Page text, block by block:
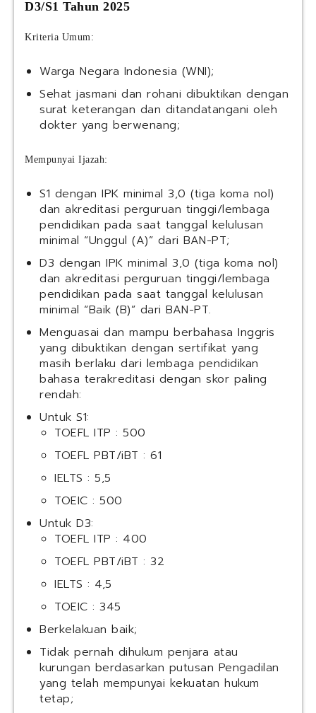
D3/S1 Tahun 2025
Kriteria Umum:
Warga Negara Indonesia (WNI);
Sehat jasmani dan rohani dibuktikan dengan
surat keterangan dan ditandatangani oleh
dokter yang berwenang;
Mempunyai Ijazah:
S1 dengan IPK minimal 3,0 (tiga koma nol)
dan akreditasi perguruan tinggi/lembaga
pendidikan pada saat tanggal kelulusan
minimal “Unggul (A)” dari BAN-PT;
D3 dengan IPK minimal 3,0 (tiga koma nol)
dan akreditasi perguruan tinggi/lembaga
pendidikan pada saat tanggal kelulusan
minimal “Baik (B)” dari BAN-PT.
Menguasai dan mampu berbahasa Inggris
yang dibuktikan dengan sertifikat yang
masih berlaku dari lembaga pendidikan
bahasa terakreditasi dengan skor paling
rendah:
Untuk S1:
TOEFL ITP : 500
TOEFL PBT/iBT : 61
IELTS : 5,5
TOEIC : 500
Untuk D3:
TOEFL ITP : 400
TOEFL PBT/iBT : 32
IELTS : 4,5
TOEIC : 345
Berkelakuan baik;
Tidak pernah dihukum penjara atau
kurungan berdasarkan putusan Pengadilan
yang telah mempunyai kekuatan hukum
tetap;